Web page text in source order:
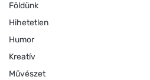
Földünk
Hihetetlen
Humor
Kreatív
Művészet